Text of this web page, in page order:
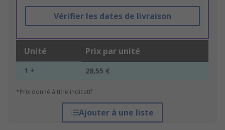
Vérifier les dates de livraison
Unité Prix par unité
1 + 28,55 €
*Prix donné à titre indicatif
Ajouter à une liste